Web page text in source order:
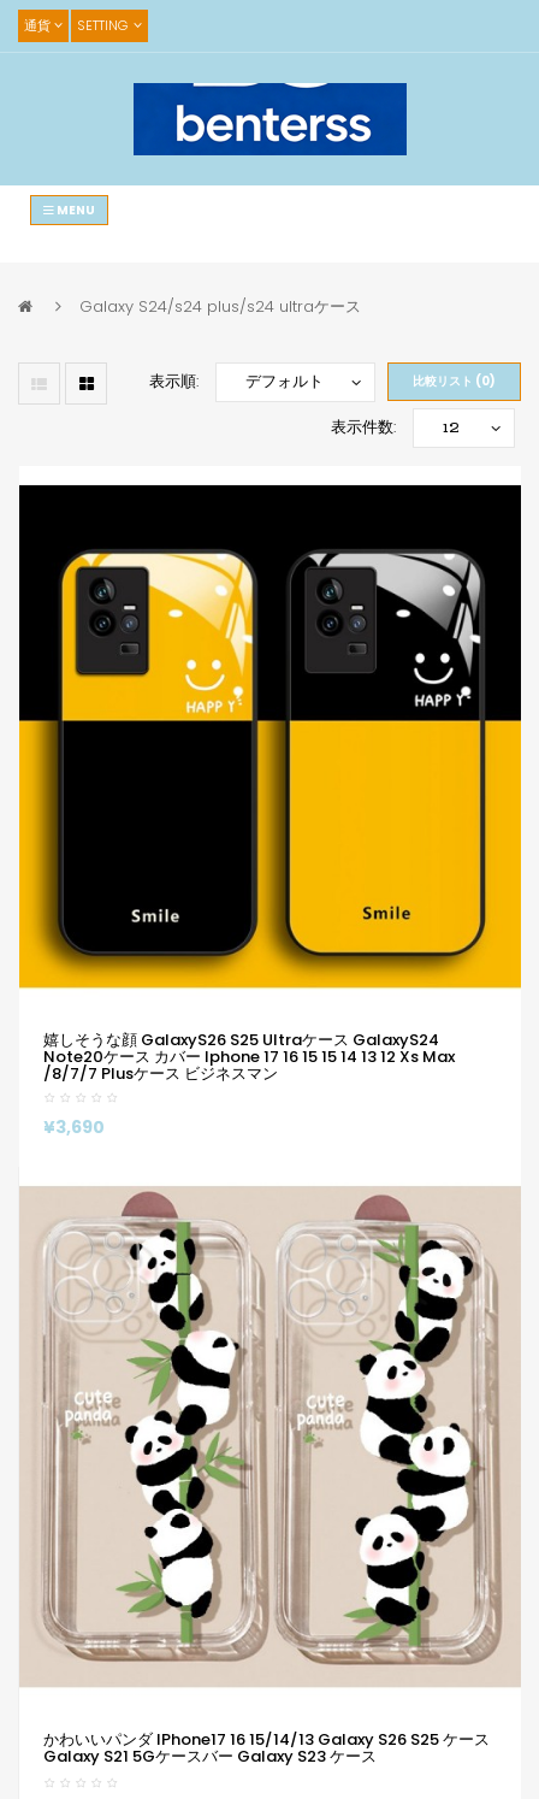
通貨 SETTING
MENU
Galaxy S24/s24 plus/s24 ultraケース
比較リスト (0)
表示順:
表示件数:
嬉しそうな顔 GalaxyS26 S25 Ultraケース GalaxyS24
Note20ケース カバー Iphone 17 16 15 15 14 13 12 Xs Max
/8/7/7 Plusケース ビジネスマン
¥3,690
かわいいパンダ IPhone17 16 15/14/13 Galaxy S26 S25 ケース
Galaxy S21 5Gケースバー Galaxy S23 ケース